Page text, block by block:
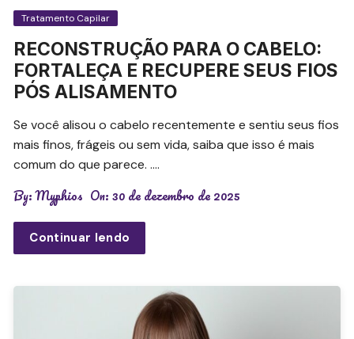
Tratamento Capilar
RECONSTRUÇÃO PARA O CABELO:
FORTALEÇA E RECUPERE SEUS FIOS
PÓS ALISAMENTO
Se você alisou o cabelo recentemente e sentiu seus fios
mais finos, frágeis ou sem vida, saiba que isso é mais
comum do que parece. ….
By:Myphios On:30 de dezembro de 2025
Continuar lendo